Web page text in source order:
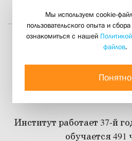
В Свято-
институте
Институт работает 37-й
обучается 491
Мы используем cookie-
пользовательского опыта и
ознакомиться с нашей
файлов.
Понятно